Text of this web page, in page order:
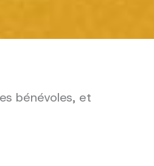
bénévoles, et